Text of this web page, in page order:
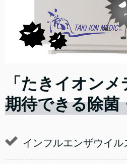
「たきイオン
期待できる除菌
インフルエンザウイ